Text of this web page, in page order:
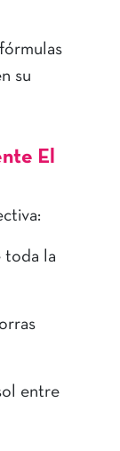
su
El
toda la
entre